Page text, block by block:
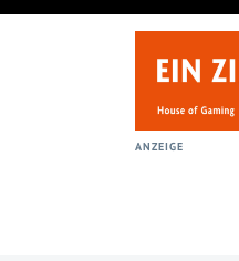
ANZEIGE